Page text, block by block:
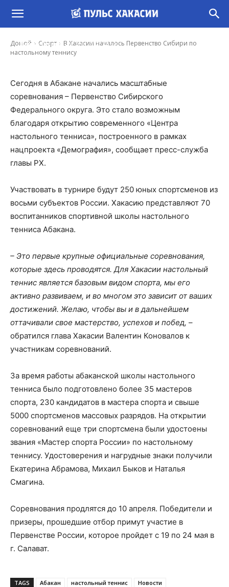
Домой Спорт
В Хакасии началось Первенство Сибири по
настольному теннису
В Хакасии началось Первенство Сибири по
настольному теннису
Ирина Гусева - 8 Апр, 2021 14:18
Сегодня в Абакане начались масштабные
соревнования – Первенство Сибирского
Федерального округа. Это стало возможным
благодаря открытию современного «Центра
настольного тенниса», построенного в рамках
нацпроекта «Демография», сообщает пресс-служба
главы РХ.
Участвовать в турнире будут 250 юных спортсменов из
восьми субъектов России. Хакасию представляют 70
воспитанников спортивной школы настольного
тенниса Абакана.
– Это первые крупные официальные соревнования,
которые здесь проводятся. Для Хакасии настольный
теннис является базовым видом спорта, мы его
активно развиваем, и во многом это зависит от ваших
достижений. Желаю, чтобы вы и в дальнейшем
оттачивали свое мастерство, успехов и побед, –
обратился глава Хакасии Валентин Коновалов к
участникам соревнований.
За время работы абаканской школы настольного
тенниса было подготовлено более 35 мастеров
спорта, 230 кандидатов в мастера спорта и свыше
5000 спортсменов массовых разрядов. На открытии
соревнований еще три спортсмена были удостоены
звания «Мастер спорта России» по настольному
теннису. Удостоверения и нагрудные знаки получили
Екатерина Абрамова, Михаил Быков и Наталья
Смагина.
Соревнования продлятся до 10 апреля. Победители и
призеры, прошедшие отбор примут участие в
Первенстве России, которое пройдет с 19 по 24 мая в
г. Салават.
TAGS Абакан настольный теннис
Новости